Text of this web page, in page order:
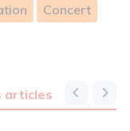
Concert
articles